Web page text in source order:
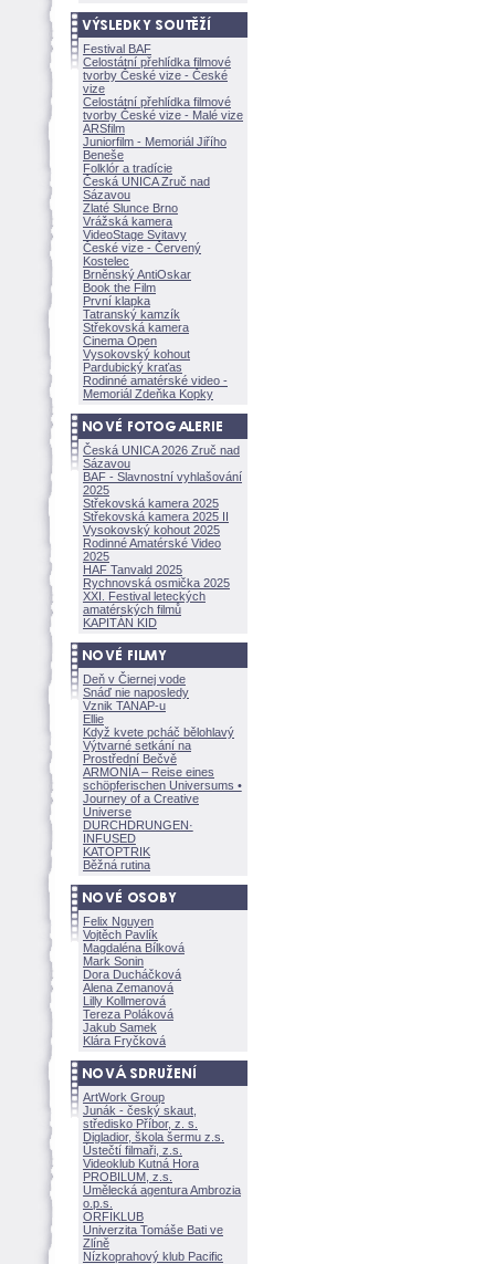
Festival BAF
Celostátní přehlídka filmové
tvorby České vize - České
vize
Celostátní přehlídka filmové
tvorby České vize - Malé vize
ARSfilm
Juniorfilm - Memoriál Jiřího
Beneše
Folklór a tradície
Česká UNICA Zruč nad
Sázavou
Zlaté Slunce Brno
Vrážská kamera
VideoStage Svitavy
České vize - Červený
Kostelec
Brněnský AntiOskar
Book the Film
První klapka
Tatranský kamzík
Střekovská kamera
Cinema Open
Vysokovský kohout
Pardubický kraťas
Rodinné amatérské video -
Memoriál Zdeňka Kopky
Česká UNICA 2026 Zruč nad
Sázavou
BAF - Slavnostní vyhlašování
2025
Střekovská kamera 2025
Střekovská kamera 2025 II
Vysokovský kohout 2025
Rodinné Amatérské Video
2025
HAF Tanvald 2025
Rychnovská osmička 2025
XXI. Festival leteckých
amatérských filmů
KAPITÁN KID
Deň v Čiernej vode
Snáď nie naposledy
Vznik TANAP-u
Ellie
Když kvete pcháč bělohlavý
Výtvarné setkání na
Prostřední Bečvě
ARMONÍA – Reise eines
schöpferischen Universums •
Journey of a Creative
Universe
DURCHDRUNGEN·
INFUSED
KATOPTRIK
Běžná rutina
Felix Nguyen
Vojtěch Pavlík
Magdaléna Bílkov
Mark Sonin
Dora Ducháčkov
Alena Zemanov
Lilly Kollmerov
Tereza Polákov
Jakub Samek
Klára Fryčkov
ArtWork Group
Junák - český skaut,
středisko Příbor, z. s.
Digladior, škola šermu z.s.
Ústečtí filmaři, z.s.
Videoklub Kutná Hora
PROBILUM, z.s.
Umělecká agentura Ambrozia
o.p.s.
ORFIKLUB
Univerzita Tomáše Bati ve
Zlíně
Nízkoprahový klub Pacific